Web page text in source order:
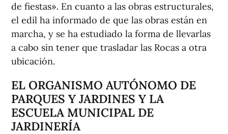
de fiestas». En cuanto a las obras estructurales,
el edil ha informado de que las obras están en
marcha, y se ha estudiado la forma de llevarlas
a cabo sin tener que trasladar las Rocas a otra
ubicación.
EL ORGANISMO AUTÓNOMO DE
PARQUES Y JARDINES Y LA
ESCUELA MUNICIPAL DE
JARDINERÍA